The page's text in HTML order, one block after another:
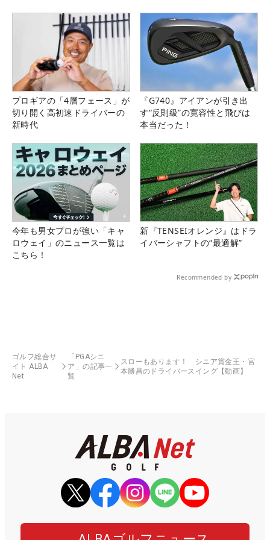
プロギアの「4層フェース」が
切り開く高初速ドライバーの
新時代
『G740』アイアンが引き出
す“反則級”の寛容性と飛びは
本当だった！
今年も男女プロが強い「キャ
ロウェイ」のニュース一覧は
こちら！
新『TENSEIオレンジ』はドラ
イバーシャフトの“最適解”
Recommended by
ゴルフ総合サ
イト ALBA
Net
「PGAシニ
ア」の記事一
覧
スローもあります！ シニア賞金王・宮
本勝昌のドライバースイング【動画】